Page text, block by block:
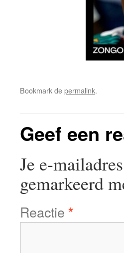
Bookmark depermalink.
Geef een
Je e-
gemarkeerd
Reactie *